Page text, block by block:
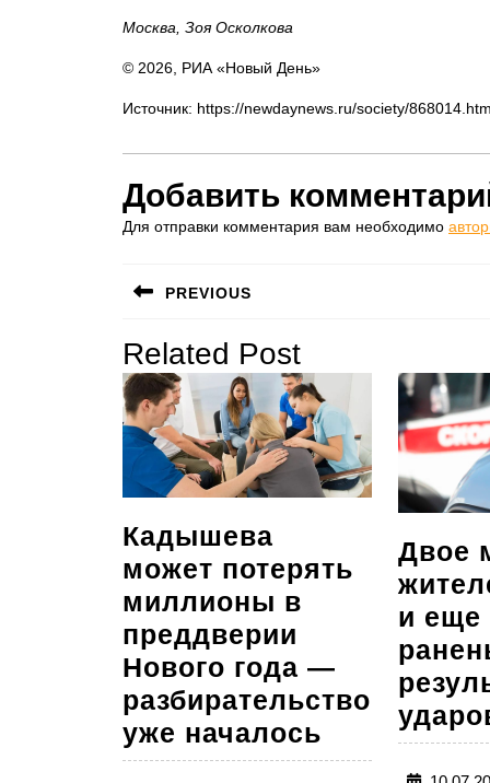
Москва, Зоя Осколкова
© 2026, РИА «Новый День»
Источник: https://newdaynews.ru/society/
Добавить
Для отправки комментария вам необходимо
Навигация
записям
PREVIOUS
запись:
Related Post
Кадышева
может потерять
миллионы в
преддверии
Нового года —
разбирательство
уже началось Кадышева
может
Двое
и еще